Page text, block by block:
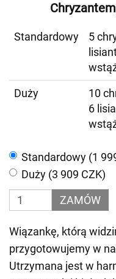
Standardowy
5
Duży
10
6
Standardowy (1
Duży (3 909 CZK)
ZAMÓW
Wiązankę, którą
przygotowujemy w
Utrzymana jest w